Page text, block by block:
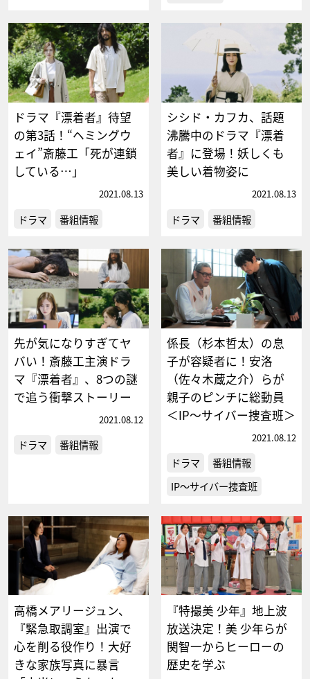
ドラマ『漂着者』待望
の第3話！“ヘミングウ
ェイ”斎藤工「死が連鎖
している…」
2021.08.13
ドラマ 番組情報
シシド・カフカ、話題
沸騰中のドラマ『漂着
者』に登場！妖しくも
美しい着物姿に
2021.08.13
ドラマ 番組情報
先が気になりすぎてヤ
バい！斎藤工主演ドラ
マ『漂着者』、8つの謎
で追う衝撃ストーリー
2021.08.12
ドラマ 番組情報
係長（杉本哲太）の息
子が容疑者に！安洛
（佐々木蔵之介）らが
親子のピンチに総動員
＜IP〜サイバー捜査班＞
2021.08.12
ドラマ
番組情報
IP～サイバー捜査班
高橋メアリージュン、
『緊急取調室』出演で
心を削る役作り！大好
きな家族写真に暴言
『特撮美 少年』地上波
放送決定！美 少年らが
関智一からヒーローの
歴史を学ぶ